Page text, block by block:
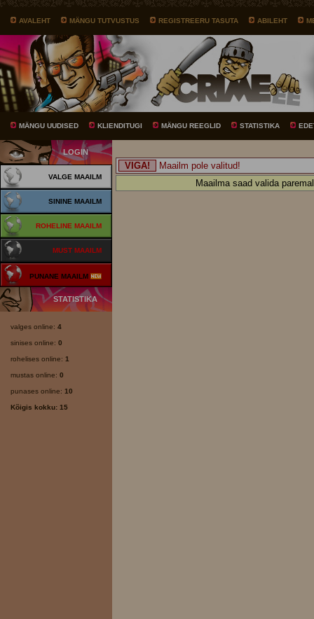
AVALEHT MÄNGU TUTVUSTUS REGISTREERU TASUTA ABILEHT
MÄNGU UUDISED KLIENDITUGI MÄNGU REEGLID STATISTIKA
LOGIN
VALGE MAAILM
SININE MAAILM
ROHELINE MAAILM
MUST MAAILM
PUNANE MAAILM
STATISTIKA
valges online: 4
sinises online: 0
rohelises online: 1
mustas online: 0
punases online: 10
Kõigis kokku: 15
VIGA!
Maailm pole valitud!
Maailma saad valida